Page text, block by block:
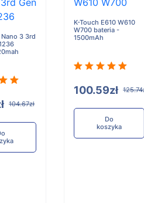
3 3rd
104.67zł
K-Touch E610 W610
W700 bateria -
1500mAh
100.59zł
Do
koszyka